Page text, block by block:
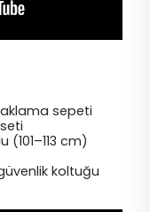
sepeti
cm)
koltuğu